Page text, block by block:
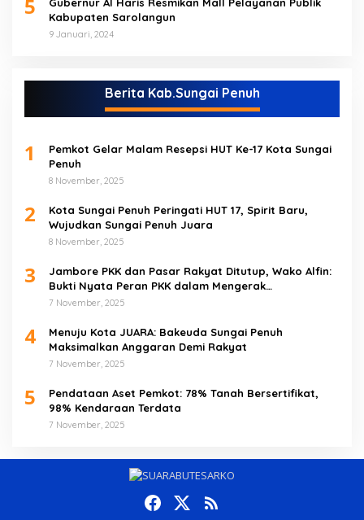
5
Kabupaten Sarolangun
9 Januari, 2024
Berita Kab.Sungai Penuh
1
Pemkot Gelar Malam Resepsi HUT Ke-17 Kota Sungai
Penuh
8 November, 2025
2
Kota Sungai Penuh Peringati HUT 17, Spirit Baru,
Wujudkan Sungai Penuh Juara
8 November, 2025
3
Jambore PKK dan Pasar Rakyat Ditutup, Wako Alfin:
Bukti Nyata Peran PKK dalam Mengerak
Perekonomian Masyarakat
7 November, 2025
4
Menuju Kota JUARA: Bakeuda Sungai Penuh
Maksimalkan Anggaran Demi Rakyat
7 November, 2025
5
Pendataan Aset Pemkot: 78% Tanah Bersertifikat,
98% Kendaraan Terdata
7 November, 2025